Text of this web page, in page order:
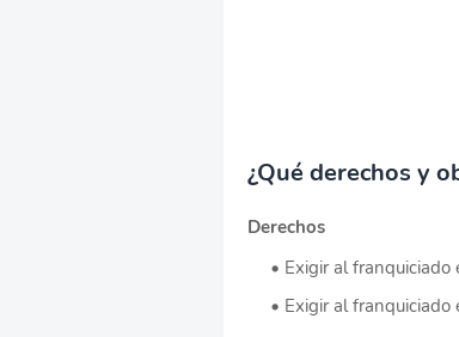
¿Qué derechos y
Derechos
Exigir al franquiciado
Exigir al